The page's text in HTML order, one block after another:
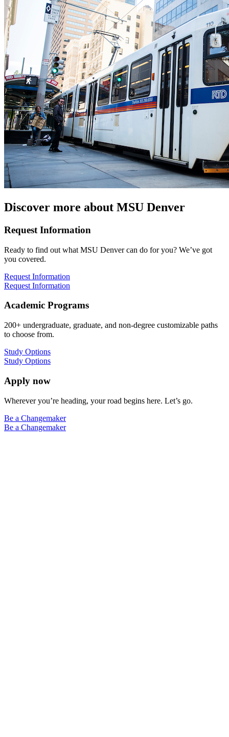
Discover more about MSU Denver
Request Information
Ready to find out what MSU Denver can do for you? We’ve got
you covered.
Request Information
Request Information
Academic Programs
200+ undergraduate, graduate, and non-degree customizable paths
to choose from.
Study Options
Study Options
Apply now
Wherever you’re heading, your road begins here. Let’s go.
Be a Changemaker
Be a Changemaker